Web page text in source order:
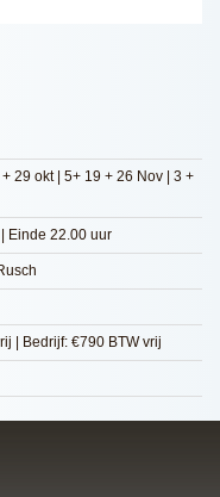
29 okt | 5+ 19 + 26 Nov | 3 +
Einde 22.00 uur
| Bedrijf: €790 BTW vrij